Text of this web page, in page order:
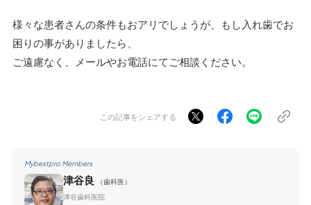
様々な患者さんの条件もおアリでしょうが、もし入れ歯でお
困りの事がありましたら、
ご遠慮なく、メールやお電話にてご相談ください。
この記事をシェアする
Mybestpro Members
津谷良
（歯科医）
津谷歯科医院